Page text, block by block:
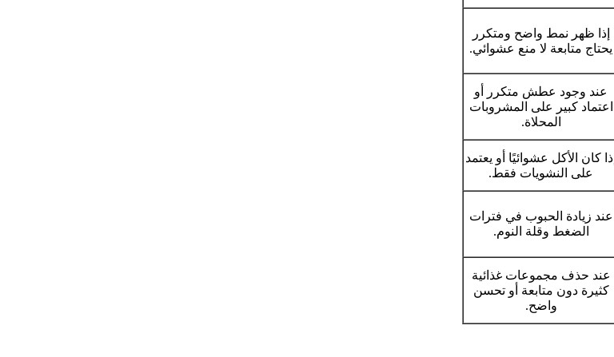
إذا ظهر نمط واضح ومتكرر
يحتاج متابعة لا منع عشوائي.
عند وجود عطش متكرر أو
اعتماد كبير على المشروبات
المحلاة.
إذا كان الأكل عشوائيًا أو يعتمد
على النشويات فقط.
عند زيادة الحبوب في فترات
الضغط وقلة النوم.
عند حذف مجموعات غذائية
كثيرة دون متابعة أو تحسن
واضح.